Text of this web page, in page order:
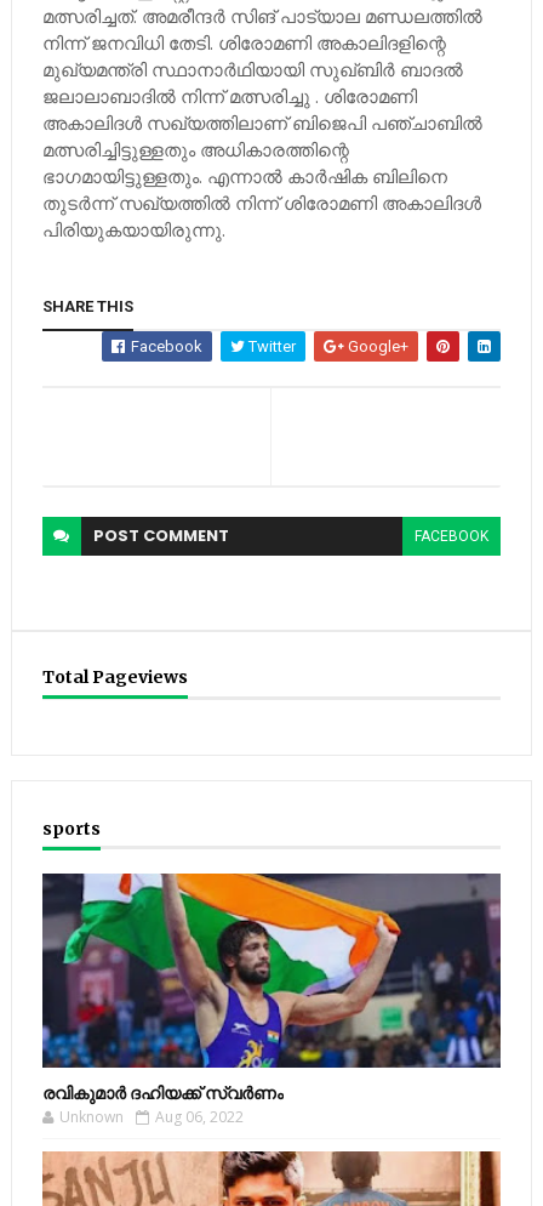
മത്സരിച്ചത്. അമരീന്ദര്‍ സിങ് പാട്യാല മണ്ഡലത്തില്‍
നിന്ന് ജനവിധി തേടി. ശിരോമണി അകാലിദളിന്റെ
മുഖ്യമന്ത്രി സ്ഥാനാര്‍ഥിയായി സുഖ്ബിര്‍ ബാദല്‍
ജലാലാബാദില്‍ നിന്ന് മത്സരിച്ചു . ശിരോമണി
അകാലിദള്‍ സഖ്യത്തിലാണ് ബിജെപി പഞ്ചാബില്‍
മത്സരിച്ചിട്ടുള്ളതും അധികാരത്തിന്റെ
ഭാഗമായിട്ടുള്ളതും. എന്നാല്‍ കാര്‍ഷിക ബിലിനെ
തുടര്‍ന്ന് സഖ്യത്തില്‍ നിന്ന് ശിരോമണി അകാലിദള്‍
പിരിയുകയായിരുന്നു.
SHARE THIS
Facebook Twitter Google+
POST COMMENT FACEBOOK
Total Pageviews
sports
രവികുമാര്‍ ദഹിയക്ക് സ്വര്‍ണം
Unknown Aug 06, 2022